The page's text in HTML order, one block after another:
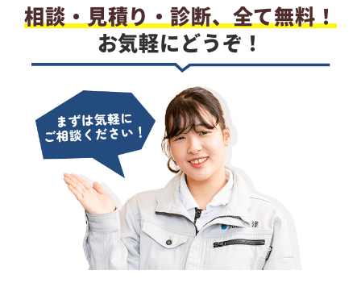
相談・見積り・診断、全て無料！
お気軽にどうぞ！